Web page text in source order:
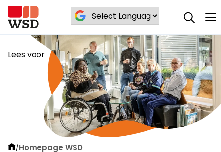
Lees voor
/Homepage WSD